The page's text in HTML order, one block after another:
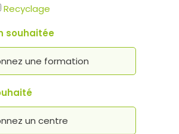
Recyclage
souhaitée